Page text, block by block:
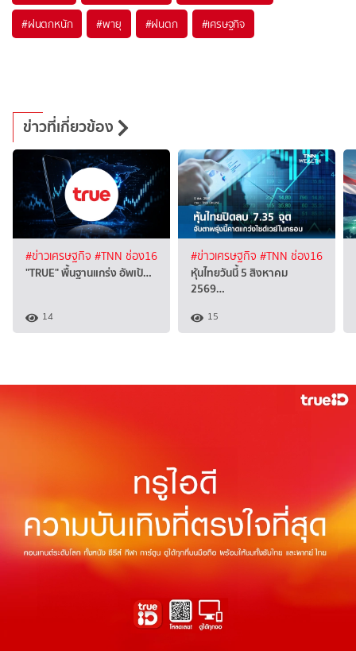
#ฝนตกหนัก #พายุ #ฝนตก #เศรษฐกิจ
ข่าวที่เกี่ยวข้อง
#ข่าวเศรษฐกิจ #TNN ช่อง16
"TRUE" พื้นฐานแกร่ง อัพเป้…
14
#ข่าวเศรษฐกิจ #TNN ช่อง16
หุ้นไทยวันนี้ 5 สิงหาคม
2569…
15